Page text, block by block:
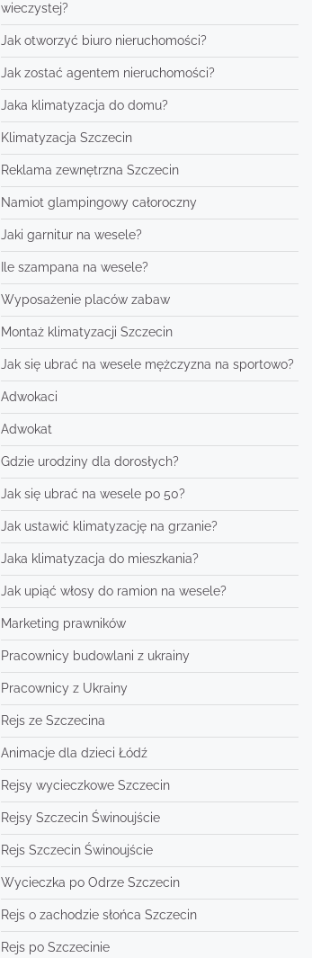
wieczystej?
Jak otworzyć biuro nieruchomości?
Jak zostać agentem nieruchomości?
Jaka klimatyzacja do domu?
Klimatyzacja Szczecin
Reklama zewnętrzna Szczecin
Namiot glampingowy całoroczny
Jaki garnitur na wesele?
Ile szampana na wesele?
Wyposażenie placów zabaw
Montaż klimatyzacji Szczecin
Jak się ubrać na wesele mężczyzna na sportowo?
Adwokaci
Adwokat
Gdzie urodziny dla dorosłych?
Jak się ubrać na wesele po 50?
Jak ustawić klimatyzację na grzanie?
Jaka klimatyzacja do mieszkania?
Jak upiąć włosy do ramion na wesele?
Marketing prawników
Pracownicy budowlani z ukrainy
Pracownicy z Ukrainy
Rejs ze Szczecina
Animacje dla dzieci Łódź
Rejsy wycieczkowe Szczecin
Rejsy Szczecin Świnoujście
Rejs Szczecin Świnoujście
Wycieczka po Odrze Szczecin
Rejs o zachodzie słońca Szczecin
Rejs po Szczecinie